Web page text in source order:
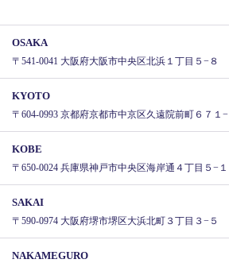
OSAKA
〒541-0041 大阪府大阪市中央区北浜１丁目５−８
KYOTO
〒604-0993 京都府京都市中京区久遠院前町６７１−
KOBE
〒650-0024 兵庫県神戸市中央区海岸通４丁目５−１
SAKAI
〒590-0974 大阪府堺市堺区大浜北町３丁目３−５
NAKAMEGURO